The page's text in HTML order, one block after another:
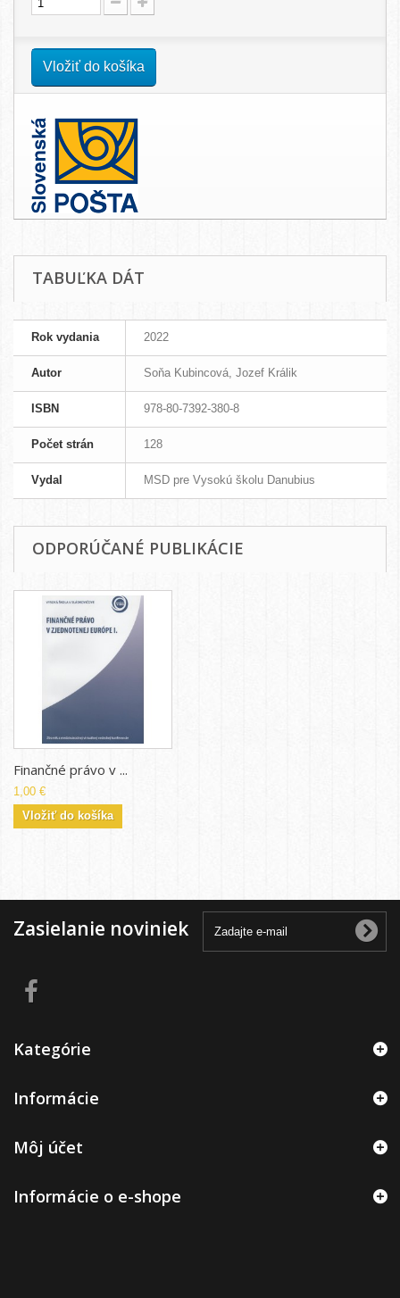
Vložiť do košíka
TABUĽKA DÁT
Rok vydania 2022
Autor Soňa Kubincová, Jozef Králik
ISBN 978-80-7392-380-8
Počet strán 128
Vydal MSD pre Vysokú školu Danubius
ODPORÚČANÉ PUBLIKÁCIE
Finančné právo v ...
1,00 €
Vložiť do košíka
Zasielanie noviniek
Kategórie
Informácie
Môj účet
Informácie o e-shope